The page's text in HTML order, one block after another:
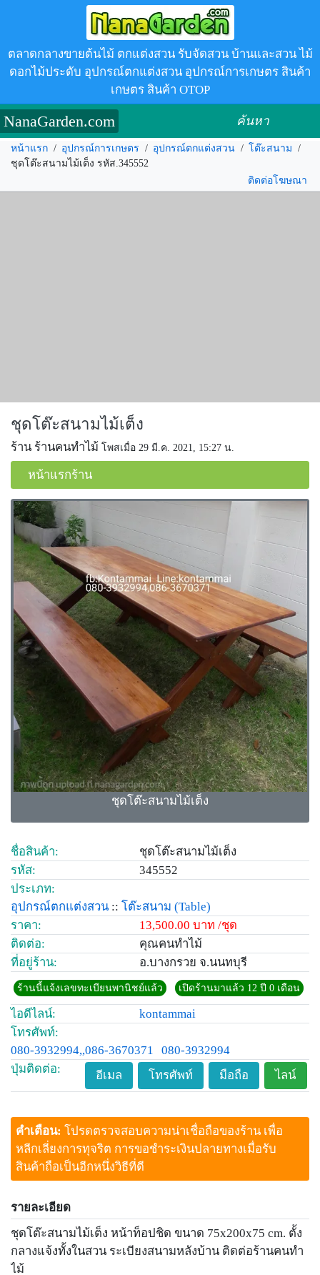
ตลาดกลางขายต้นไม้ ตกแต่งสวน รับจัดสวน บ้านและสวน ไม้
ดอกไม้ประดับ อุปกรณ์ตกแต่งสวน อุปกรณ์การเกษตร สินค้า
เกษตร สินค้า OTOP
NanaGarden.com ค้นหา
หน้าแรก / อุปกรณ์การเกษตร / อุปกรณ์ตกแต่งสวน / โต๊ะสนาม /
ชุดโต๊ะสนามไม้เต็ง รหัส.345552
ติดต่อโฆษณา
ชุดโต๊ะสนามไม้เต็ง
ร้าน ร้านคนทำไม้ โพสเมื่อ 29 มี.ค. 2021, 15:27 น.
หน้าแรกร้าน
ชุดโต๊ะสนามไม้เต็ง
ชื่อสินค้า:
ชุดโต๊ะสนามไม้เต็ง
รหัส:
345552
ประเภท:
อุปกรณ์ตกแต่งสวน :: โต๊ะสนาม (Table)
ราคา:
13,500.00 บาท /ชุด
ติดต่อ:
คุณคนทำไม้
ที่อยู่ร้าน:
อ.บางกรวย จ.นนทบุรี
ร้านนี้แจ้งเลขทะเบียนพานิชย์แล้ว เปิดร้านมาแล้ว 12 ปี 0 เดือน
ไอดีไลน์:
kontammai
โทรศัพท์:
080-3932994,,086-3670371
080-3932994
ปุ่มติดต่อ:
อีเมล โทรศัพท์ มือถือ ไลน์
คำเตือน: โปรดตรวจสอบความน่าเชื่อถือของร้าน เพื่อ
หลีกเลี่ยงการทุจริต การขอชำระเงินปลายทางเมื่อรับ
สินค้าถือเป็นอีกหนึ่งวิธีที่ดี
รายละเอียด
ชุดโต๊ะสนามไม้เต็ง หน้าท็อปชิด ขนาด 75x200x75 cm. ตั้ง
กลางแจ้งทั้งในสวน ระเบียงสนามหลังบ้าน ติดต่อร้านคนทำ
ไม้